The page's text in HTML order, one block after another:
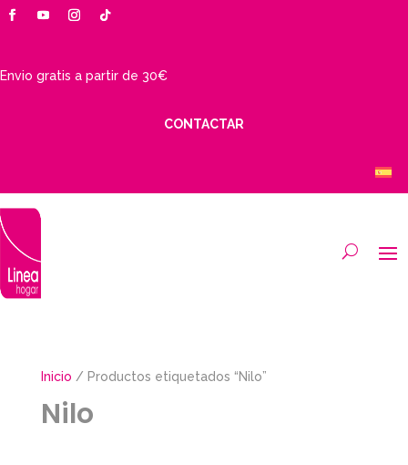
Envio gratis a partir de 30€
CONTACTAR
Inicio / Productos etiquetados “Nilo”
Nilo